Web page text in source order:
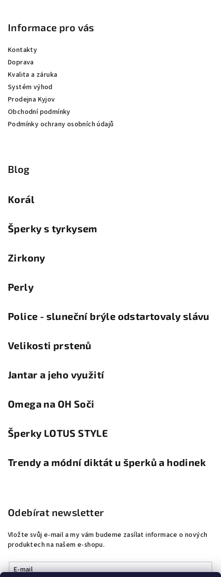
Informace pro vás
Kontakty
Doprava
Kvalita a záruka
Systém výhod
Prodejna Kyjov
Obchodní podmínky
Podmínky ochrany osobních údajů
Blog
Korál
Šperky s tyrkysem
Zirkony
Perly
Police - sluneční brýle odstartovaly slávu
Velikosti prstenů
Jantar a jeho využití
Omega na OH Soči
Šperky LOTUS STYLE
Trendy a módní diktát u šperků a hodinek
Odebírat newsletter
Vložte svůj e-mail a my vám budeme zasílat informace o nových
produktech na našem e-shopu.
E-mail